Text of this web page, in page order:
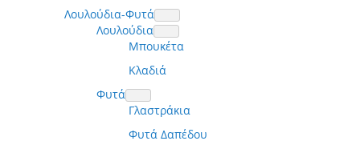
Λουλούδια-Φυτά
Λουλούδια
Μπουκέτα
Κλαδιά
Φυτά
Γλαστράκια
Φυτά Δαπέδου